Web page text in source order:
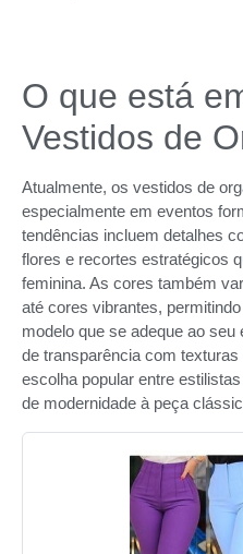
O que está
Vestidos de
Atualmente, os vestidos de
especialmente em eventos
tendências incluem detalhes
flores e recortes estratégicos
feminina. As cores também
até cores vibrantes,
modelo que se adeque ao
de transparência com
escolha popular entre
de modernidade à peça